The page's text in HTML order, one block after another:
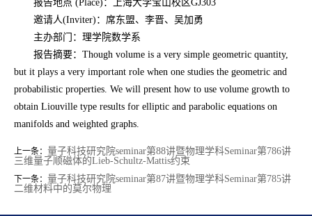
报告地点 (Place)：上海大学宝山校区GJ303
邀请人(Inviter)：席东盟、李晋、吴加勇
主办部门：理学院数学系
报告摘要：Though volume is a very simple geometric quantity,
but it plays a very important role when one studies the geometric and
probabilistic properties. We will present how to use volume growth to
obtain Liouville type results for elliptic and parabolic equations on
manifolds and weighted graphs.
上一条： 量子科技研究院seminar第88讲暨物理学科Seminar第786讲
三维量子顺磁体的Lieb-Schultz-Mattis约束
下一条： 量子科技研究院seminar第87讲暨物理学科Seminar第785讲
二维材料中的莫尔物理